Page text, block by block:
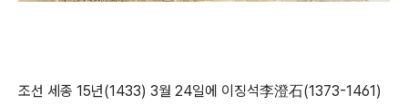
조선 세종 15년(1433) 3월 24일에 이징석李澄石(1373-1461)